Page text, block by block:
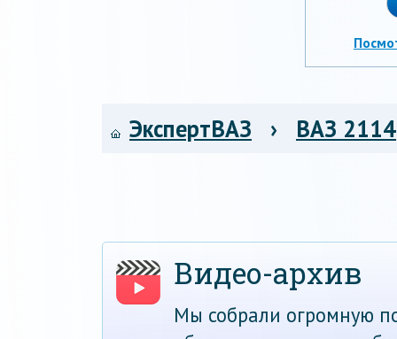
ЭкспертВАЗ › ВАЗ 2114
Видео-архив
Мы собрали огромную